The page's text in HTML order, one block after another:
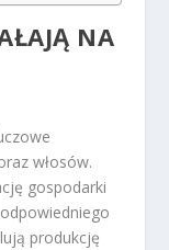
NA
włosów.
gospodarki
produkcję